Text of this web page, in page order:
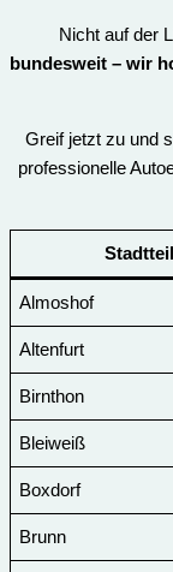
Nicht auf der
bundesweit – wir
Greif jetzt zu und
professionelle
Stadtteil
Almoshof
Altenfurt
Birnthon
Bleiweiß
Boxdorf
Brunn